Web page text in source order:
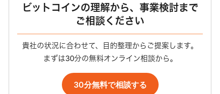
ビットコインの理解から、事業検討まで
ご相談ください
貴社の状況に合わせて、目的整理からご提案します。
まずは30分の無料オンライン相談から。
30分無料で相談する